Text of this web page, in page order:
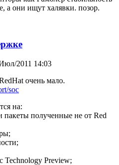
а они ищут халявки. позор.
2011 14:03
очень мало.
soc
на:
полученные не от Red
Technology Preview;